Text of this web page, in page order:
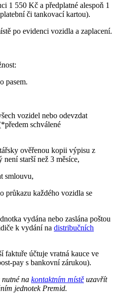
1 550 Kč a předplatné alespoň 1
či tankovací kartou).
po evidenci vozidla a zaplacení.
pasem.
vozidel nebo odevzdat
schválené
ověřenou kopii výpisu z
starší než 3 měsíce,
smlouvu,
průkazu každého vozidla se
vydána nebo zaslána poštou
k vydání na distribučních
faktuře účtuje vratná kauce ve
pay s bankovní zárukou).
na kontaktním místě uzavřít
jednotek Premid.